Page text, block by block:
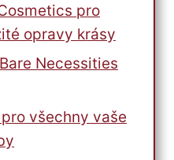
pro
opravy krásy
Necessities
všechny vaše